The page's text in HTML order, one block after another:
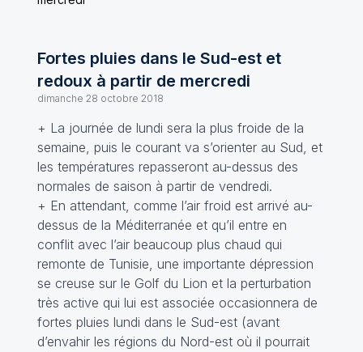
Fortes pluies dans le Sud-est et
redoux à partir de mercredi
dimanche 28 octobre 2018
+ La journée de lundi sera la plus froide de la
semaine, puis le courant va s’orienter au Sud, et
les températures repasseront au-dessus des
normales de saison à partir de vendredi.
+ En attendant, comme l’air froid est arrivé au-
dessus de la Méditerranée et qu’il entre en
conflit avec l’air beaucoup plus chaud qui
remonte de Tunisie, une importante dépression
se creuse sur le Golf du Lion et la perturbation
très active qui lui est associée occasionnera de
fortes pluies lundi dans le Sud-est (avant
d’envahir les régions du Nord-est où il pourrait